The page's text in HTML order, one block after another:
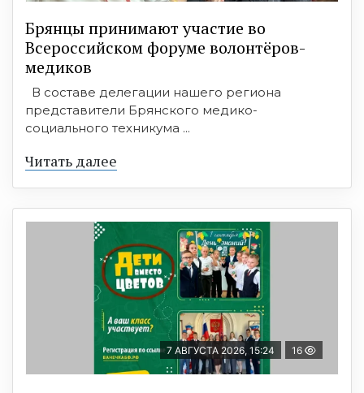
Брянцы принимают участие во
Всероссийском форуме волонтёров-
медиков
В составе делегации нашего региона
представители Брянского медико-
социального техникума ...
Читать далее
7 АВГУСТА 2026, 15:24 16